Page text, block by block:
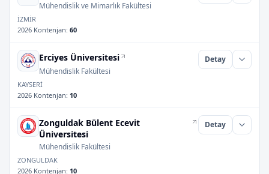
Mühendislik ve Mimarlık Fakültesi
İZMİR
2026 Kontenjan: 60
Erciyes Üniversitesi
Mühendislik Fakültesi
Detay
KAYSERİ
2026 Kontenjan: 10
Zonguldak Bülent Ecevit
Üniversitesi
Mühendislik Fakültesi
Detay
ZONGULDAK
2026 Kontenjan: 10